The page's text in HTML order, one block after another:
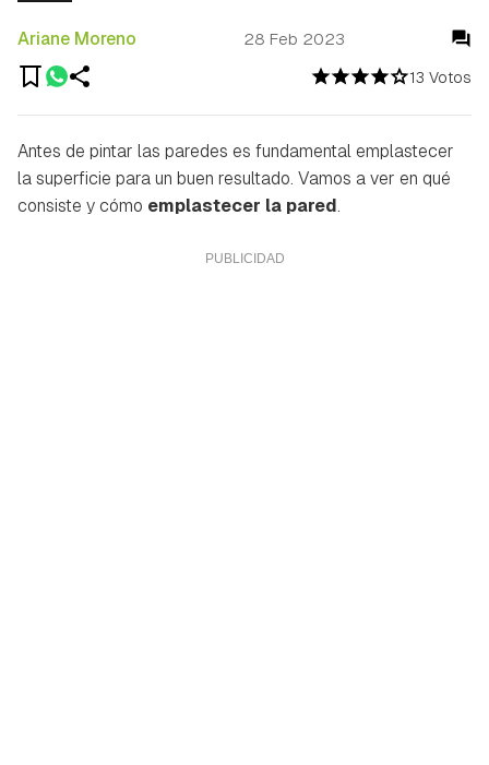
13 Votos
Ariane Moreno 28 Feb 2023
Antes de pintar las paredes es fundamental emplastecer
la superficie para un buen resultado. Vamos a ver en qué
consiste y cómo emplastecer la pared.